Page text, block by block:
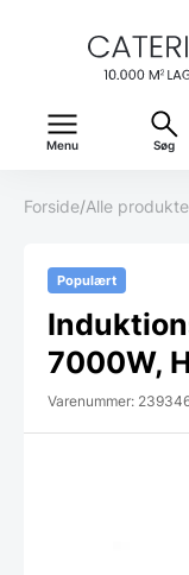
Menu Søg
Forside/Alle
Populært
7000W,
Varenummer: